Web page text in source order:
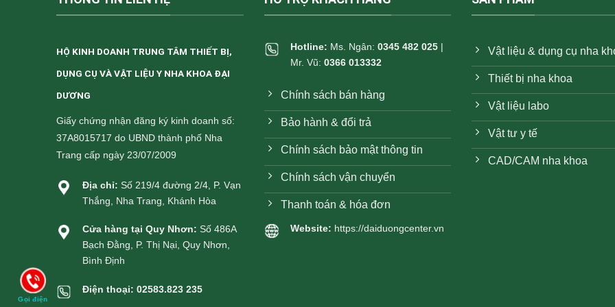
HỘ KINH DOANH TRUNG TÂM THIẾT BỊ,
DỤNG CỤ VÀ VẬT LIỆU Y NHA KHOA ĐẠI
DƯƠNG
Giấy chứng nhận đăng ký kinh doanh số:
37A8015717 do UBND thành phố Nha
Trang cấp ngày 23/07/2009
Địa chỉ: Số 219/4 đường 2/4, P. Vạn
Thắng, Nha Trang, Khánh Hòa
Cửa hàng tại Quy Nhơn: Số 486A
Bạch Đằng, P. Thị Nại, Quy Nhơn,
Bình Định
Điện thoại: 02583.823 235
Hotline: Ms. Ngân: 0345 482 025|
Mr. Vũ: 0366 013332
Chính sách bán hàng
Bảo hành & đổi trả
Chính sách bảo mật thông tin
Chính sách vận chuyển
Thanh toán & hóa đơn
Website: https://daiduongcenter.vn
Vật liệu & dụng cụ nha
Thiết bị nha khoa
Vật liệu labo
Vật tư y tế
CAD/CAM nha khoa
Gọi điện